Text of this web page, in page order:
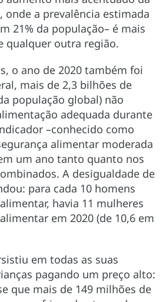
onde a prevalência estimada
21% da população– é mais
qualquer outra região.
o ano de 2020 também foi
mais de 2,3 bilhões de
população global) não
adequada durante
–conhecido como
alimentar moderada
um ano tanto quanto nos
A desigualdade de
para cada 10 homens
havia 11 mulheres
em 2020 (de 10,6 em
em todas as suas
pagando um preço alto:
que mais de 149 milhões de